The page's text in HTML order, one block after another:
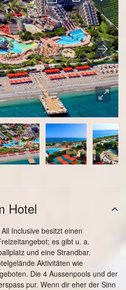
Hotel
Inclusive besitzt einen
es gibt u. a.
und eine Strandbar.
Aktivitäten wie
Die 4 Aussenpools und der
pur. Wenn dir eher der Sinn